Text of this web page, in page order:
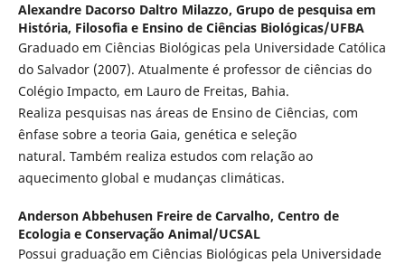
Alexandre Dacorso Daltro Milazzo, Grupo de pesquisa em
História, Filosofia e Ensino de Ciências Biológicas/UFBA
Graduado em Ciências Biológicas pela Universidade Católica
do Salvador (2007). Atualmente é professor de ciências do
Colégio Impacto, em Lauro de Freitas, Bahia.
Realiza pesquisas nas áreas de Ensino de Ciências, com
ênfase sobre a teoria Gaia, genética e seleção
natural. Também realiza estudos com relação ao
aquecimento global e mudanças climáticas.
Anderson Abbehusen Freire de Carvalho, Centro de
Ecologia e Conservação Animal/UCSAL
Possui graduação em Ciências Biológicas pela Universidade